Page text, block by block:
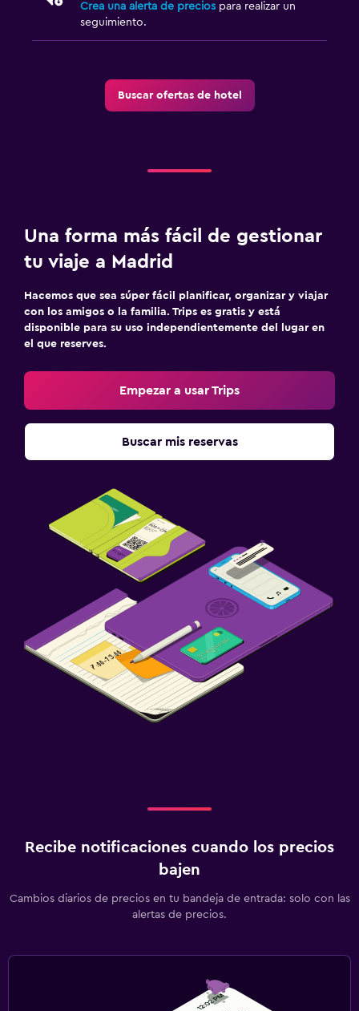
Crea una alerta de precios para realizar un
seguimiento.
Buscar ofertas de hotel
Una forma más fácil de gestionar
tu viaje a Madrid
Hacemos que sea súper fácil planificar, organizar y viajar
con los amigos o la familia. Trips es gratis y está
disponible para su uso independientemente del lugar en
el que reserves.
Empezar a usar Trips
Buscar mis reservas
Recibe notificaciones cuando los precios
bajen
Cambios diarios de precios en tu bandeja de entrada: solo con las
alertas de precios.